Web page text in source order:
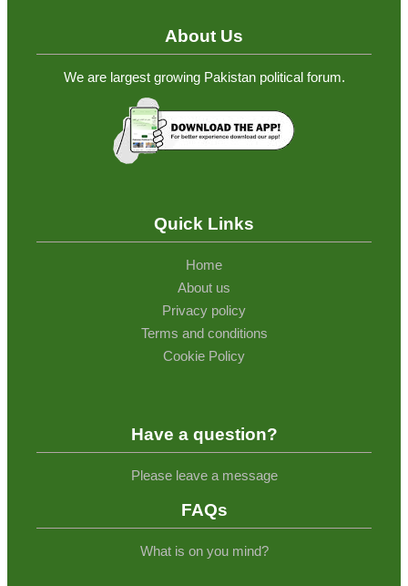
About Us
We are largest growing Pakistan political forum.
Quick Links
Home
About us
Privacy policy
Terms and conditions
Cookie Policy
Have a question?
Please leave a message
FAQs
What is on you mind?